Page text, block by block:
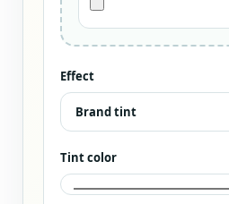
Effect
Tint color